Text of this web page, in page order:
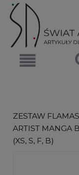
ZESTAW
ARTIST MANGA
(XS, S, F, B)